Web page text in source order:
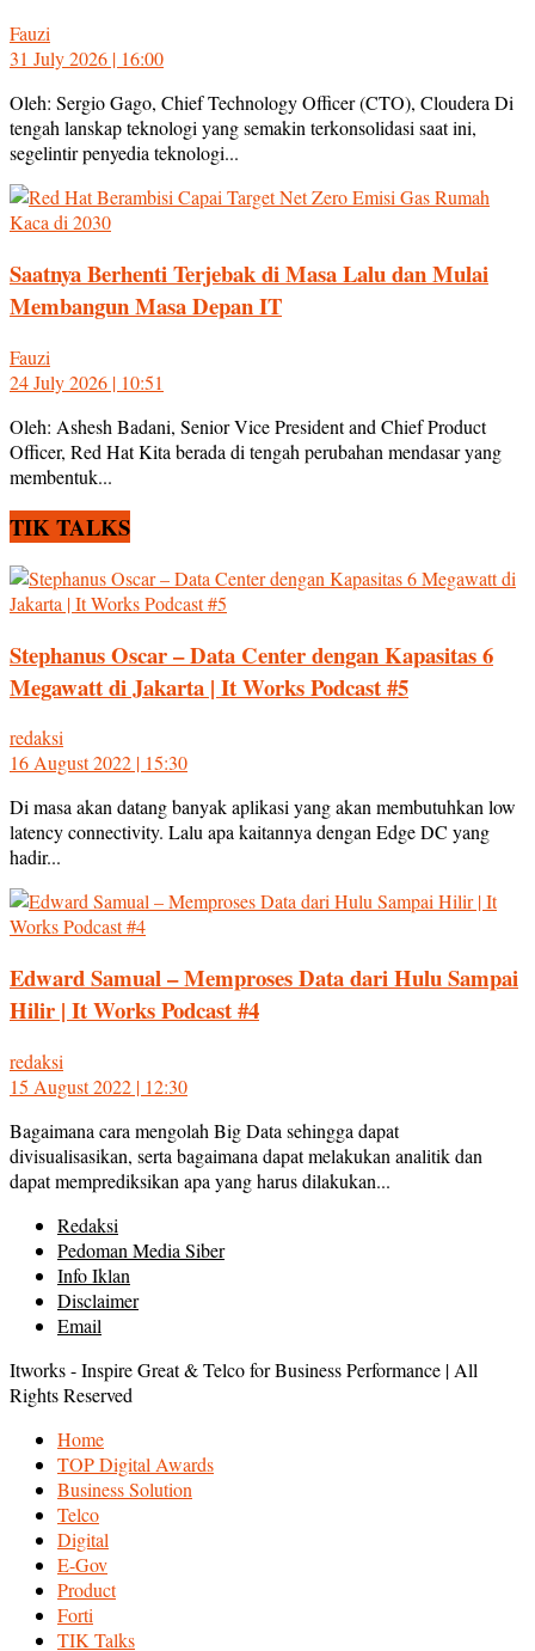
Fauzi
31 July 2026 | 16:00
Oleh: Sergio Gago, Chief Technology Officer (CTO), Cloudera Di
tengah lanskap teknologi yang semakin terkonsolidasi saat ini,
segelintir penyedia teknologi...
Saatnya Berhenti Terjebak di Masa Lalu dan Mulai
Membangun Masa Depan IT
Fauzi
24 July 2026 | 10:51
Oleh: Ashesh Badani, Senior Vice President and Chief Product
Officer, Red Hat Kita berada di tengah perubahan mendasar yang
membentuk...
TIK TALKS
Stephanus Oscar – Data Center dengan Kapasitas 6
Megawatt di Jakarta | It Works Podcast #5
redaksi
16 August 2022 | 15:30
Di masa akan datang banyak aplikasi yang akan membutuhkan low
latency connectivity. Lalu apa kaitannya dengan Edge DC yang
hadir...
Edward Samual – Memproses Data dari Hulu Sampai
Hilir | It Works Podcast #4
redaksi
15 August 2022 | 12:30
Bagaimana cara mengolah Big Data sehingga dapat
divisualisasikan, serta bagaimana dapat melakukan analitik dan
dapat memprediksikan apa yang harus dilakukan...
Redaksi
Pedoman Media Siber
Info Iklan
Disclaimer
Email
Itworks - Inspire Great & Telco for Business Performance | All
Rights Reserved
Home
TOP Digital Awards
Business Solution
Telco
Digital
E-Gov
Product
Forti
TIK Talks